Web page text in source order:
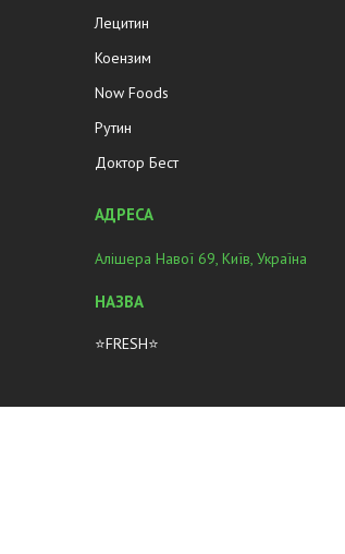
Лецитин
Коензим
Now Foods
Рутин
Доктор Бест
Алішера Навої 69, Київ, Україна
⭐FRESH⭐